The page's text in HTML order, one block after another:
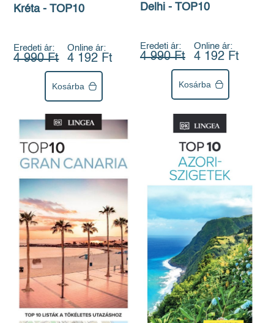
Kréta - TOP10
Eredeti ár:
4 990 Ft
Online ár:
4 192 Ft
Kosárba
Delhi - TOP10
Eredeti ár:
4 990 Ft
Online ár:
4 192 Ft
Kosárba